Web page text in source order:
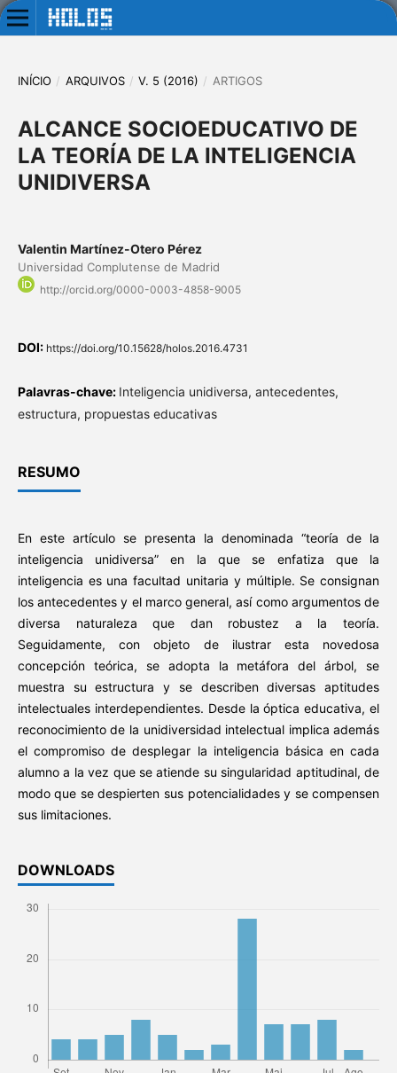
INÍCIO / ARQUIVOS / V. 5 (2016) / ARTIGOS
ALCANCE SOCIOEDUCATIVO DE
LA TEORÍA DE LA INTELIGENCIA
UNIDIVERSA
Valentin Martínez-Otero Pérez
Universidad Complutense de Madrid
http://orcid.org/0000-0003-4858-9005
DOI: https://doi.org/10.15628/holos.2016.4731
Palavras-chave: Inteligencia unidiversa, antecedentes,
estructura, propuestas educativas
RESUMO
En este artículo se presenta la denominada “teoría de la
inteligencia unidiversa” en la que se enfatiza que la
inteligencia es una facultad unitaria y múltiple. Se consignan
los antecedentes y el marco general, así como argumentos de
diversa naturaleza que dan robustez a la teoría.
Seguidamente, con objeto de ilustrar esta novedosa
concepción teórica, se adopta la metáfora del árbol, se
muestra su estructura y se describen diversas aptitudes
intelectuales interdependientes. Desde la óptica educativa, el
reconocimiento de la unidiversidad intelectual implica además
el compromiso de desplegar la inteligencia básica en cada
alumno a la vez que se atiende su singularidad aptitudinal, de
modo que se despierten sus potencialidades y se compensen
sus limitaciones.
DOWNLOADS